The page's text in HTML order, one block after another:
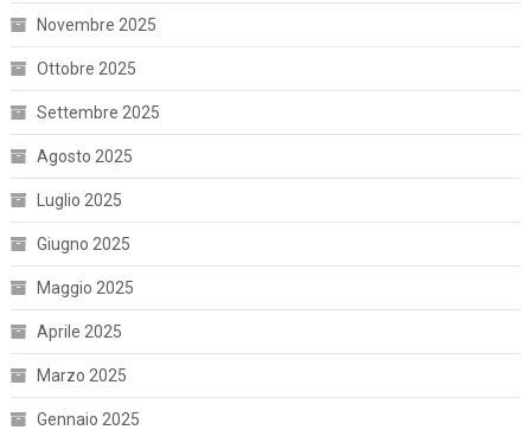
Novembre 2025
Ottobre 2025
Settembre 2025
Agosto 2025
Luglio 2025
Giugno 2025
Maggio 2025
Aprile 2025
Marzo 2025
Gennaio 2025